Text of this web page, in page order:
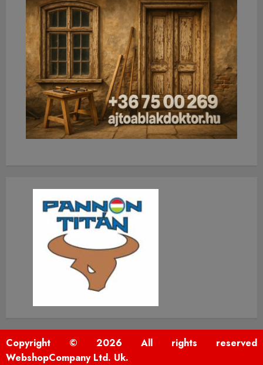
Copyright © 2026 All rights reserved
WebshopCompany Ltd. Uk.